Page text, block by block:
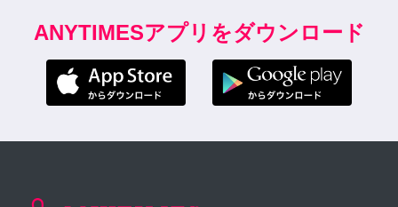
ANYTIMESアプリをダウンロード